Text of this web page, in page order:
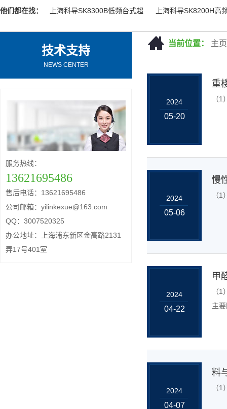
他们都在找： 上海科导SK8300B低频台式超 上海科导SK8200H高
当前位置： 主页
2024
05-20
重
（
2024
05-06
慢
（
2024
04-22
甲
（
主
2024
04-07
料
（
技术支持
NEWS CENTER
服务热线：
13621695486
售后电话：13621695486
公司邮箱：yilinkexue@163.com
QQ：3007520325
办公地址：上海浦东新区金高路2131
弄17号401室